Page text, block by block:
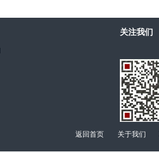
关注我们
返回首页 关于我们